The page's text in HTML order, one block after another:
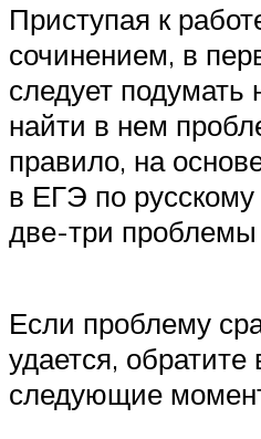
Приступая к
сочинением, в
следует подумать
найти в нем
правило, на
в ЕГЭ по
две-три проблемы
Если проблему
удается,
следующие